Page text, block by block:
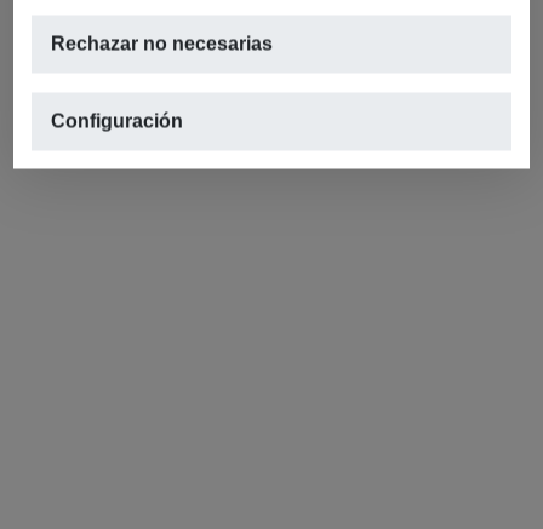
Rechazar no necesarias
Configuración